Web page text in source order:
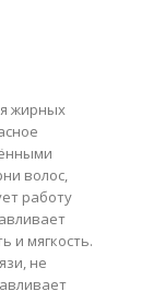
жирных
волос,
работу
и мягкость.
не